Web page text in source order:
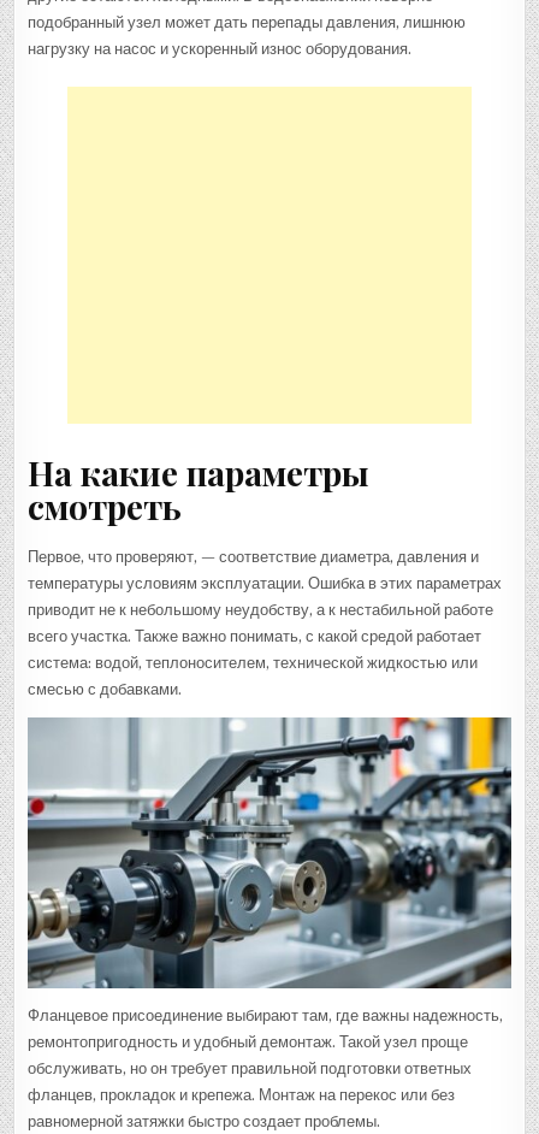
подобранный узел может дать перепады давления, лишнюю
нагрузку на насос и ускоренный износ оборудования.
На какие параметры
смотреть
Первое, что проверяют, — соответствие диаметра, давления и
температуры условиям эксплуатации. Ошибка в этих параметрах
приводит не к небольшому неудобству, а к нестабильной работе
всего участка. Также важно понимать, с какой средой работает
система: водой, теплоносителем, технической жидкостью или
смесью с добавками.
Фланцевое присоединение выбирают там, где важны надежность,
ремонтопригодность и удобный демонтаж. Такой узел проще
обслуживать, но он требует правильной подготовки ответных
фланцев, прокладок и крепежа. Монтаж на перекос или без
равномерной затяжки быстро создает проблемы.